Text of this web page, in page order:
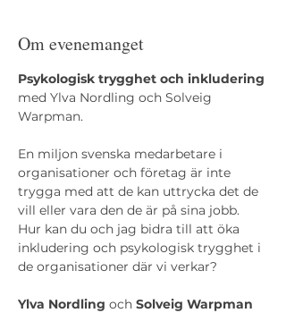
Om evenemanget
Psykologisk trygghet och inkludering
med Ylva Nordling och Solveig
Warpman.
En miljon svenska medarbetare i
organisationer och företag är inte
trygga med att de kan uttrycka det de
vill eller vara den de är på sina jobb.
Hur kan du och jag bidra till att öka
inkludering och psykologisk trygghet i
de organisationer där vi verkar?
Ylva Nordling och Solveig Warpman